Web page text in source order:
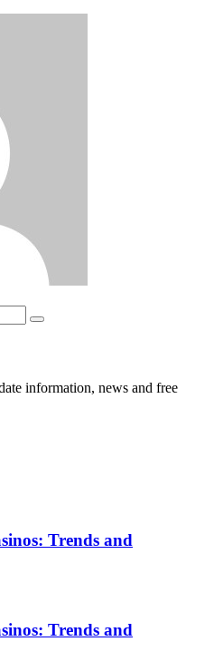
information, news and free
Trends and
Trends and